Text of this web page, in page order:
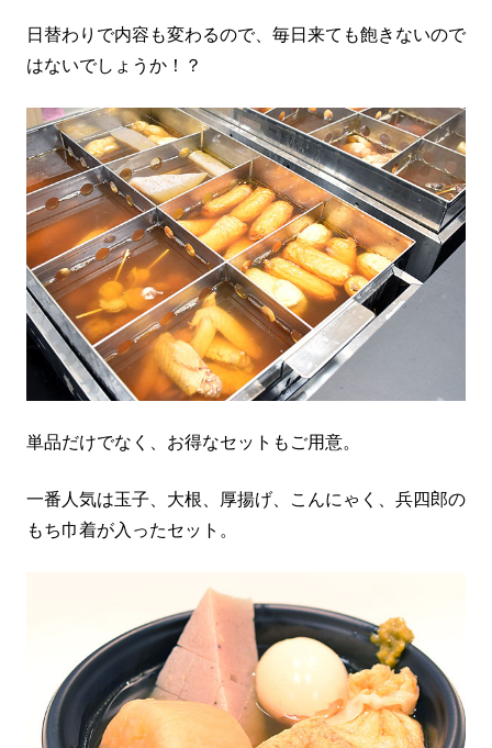
日替わりで内容も変わるので、毎日来ても飽きないので
はないでしょうか！？
単品だけでなく、お得なセットもご用意。
一番人気は玉子、大根、厚揚げ、こんにゃく、兵四郎の
もち巾着が入ったセット。